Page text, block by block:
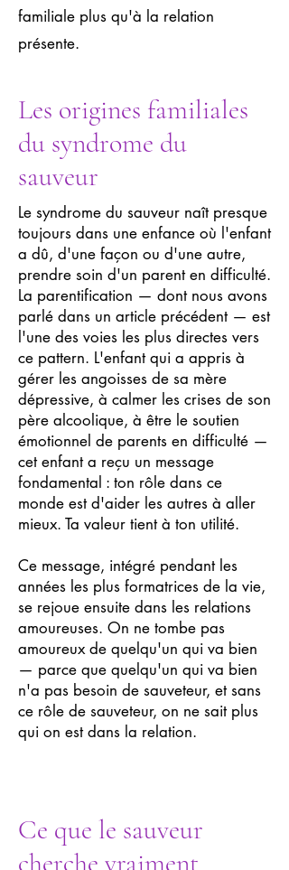
familiale plus qu'à la relation
présente.
Les origines familiales
du syndrome du
sauveur
Le syndrome du sauveur naît presque
toujours dans une enfance où l'enfant
a dû, d'une façon ou d'une autre,
prendre soin d'un parent en difficulté.
La parentification — dont nous avons
parlé dans un article précédent — est
l'une des voies les plus directes vers
ce pattern. L'enfant qui a appris à
gérer les angoisses de sa mère
dépressive, à calmer les crises de son
père alcoolique, à être le soutien
émotionnel de parents en difficulté —
cet enfant a reçu un message
fondamental : ton rôle dans ce
monde est d'aider les autres à aller
mieux. Ta valeur tient à ton utilité.
Ce message, intégré pendant les
années les plus formatrices de la vie,
se rejoue ensuite dans les relations
amoureuses. On ne tombe pas
amoureux de quelqu'un qui va bien
— parce que quelqu'un qui va bien
n'a pas besoin de sauveteur, et sans
ce rôle de sauveteur, on ne sait plus
qui on est dans la relation.
Ce que le sauveur
cherche vraiment